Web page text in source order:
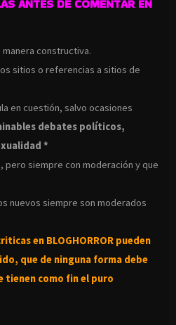
ANTES DE COMENTAR EN
constructiva.
sitios o referencias a sitios de
en cuestión, salvo ocasiones
debates políticos,
*
pero siempre con moderación y que
nuevos siempre son moderados
en BLOGHORROR pueden
que de ninguna forma debe
tienen como fin el puro